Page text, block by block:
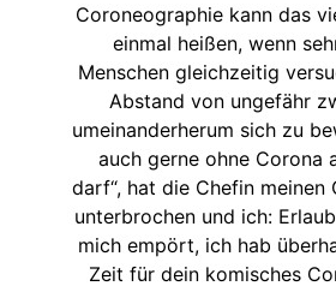
Coroneographie kann das
einmal heißen, wenn
Menschen gleichzeitig
Abstand von ungefähr
umeinanderherum sich zu
auch gerne ohne Corona
darf“, hat die Chefin meinen
unterbrochen und ich:
mich empört, ich hab
Zeit für dein komisches